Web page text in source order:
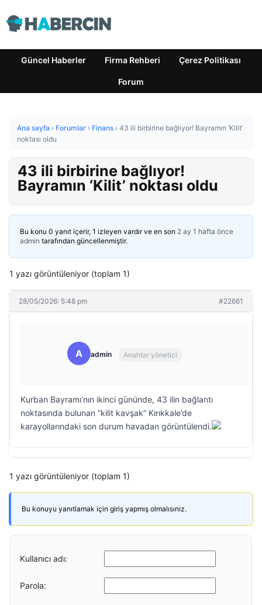
Güncel Haberler Firma Rehberi Çerez Politikası
Forum
Ana sayfa › Forumlar › Finans › 43 ili birbirine bağlıyor! Bayramın ‘Kilit’
noktası oldu
43 ili birbirine bağlıyor!
Bayramın ‘Kilit’ noktası oldu
Bu konu 0 yanıt içerir, 1 izleyen vardır ve en son 2 ay 1 hafta önce
admin tarafından güncellenmiştir.
1 yazı görüntüleniyor (toplam 1)
28/05/2026: 5:48 pm #22661
A admin Anahtar yönetici
Kurban Bayramı’nın ikinci gününde, 43 ilin bağlantı
noktasında bulunan “kilit kavşak” Kırıkkale’de
karayollarındaki son durum havadan görüntülendi.
1 yazı görüntüleniyor (toplam 1)
Bu konuyu yanıtlamak için giriş yapmış olmalısınız.
Kullanıcı adı:
Parola: